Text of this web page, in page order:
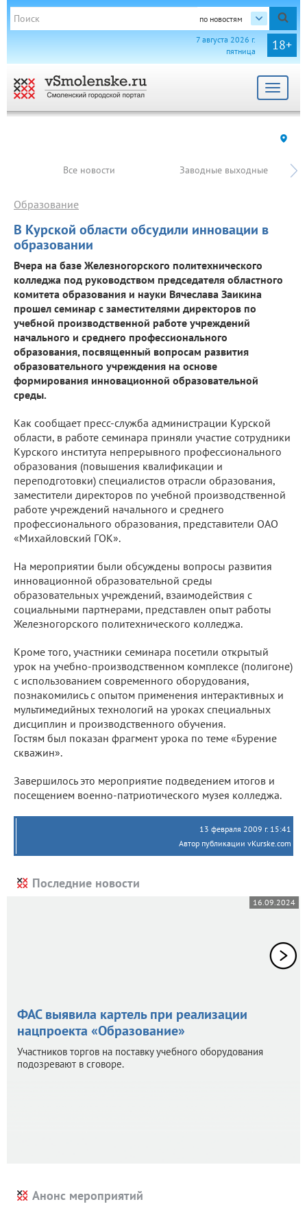
по новостям
18+
7 августа 2026 г.
пятница
Toggle
Все новости Заводные выходные
В Курской области обсудили инновации в
образовании
Образование
Вчера на базе Железногорского политехнического
колледжа под руководством председателя областного
комитета образования и науки Вячеслава Заикина
прошел семинар с заместителями директоров по
учебной производственной работе учреждений
начального и среднего профессионального
образования, посвященный вопросам развития
образовательного учреждения на основе
формирования инновационной образовательной
среды.
Как сообщает пресс-служба администрации Курской
области, в работе семинара приняли участие сотрудники
Курского института непрерывного профессионального
образования (повышения квалификации и
переподготовки) специалистов отрасли образования,
заместители директоров по учебной производственной
работе учреждений начального и среднего
профессионального образования, представители ОАО
«Михайловский ГОК».
На мероприятии были обсуждены вопросы развития
инновационной образовательной среды
образовательных учреждений, взаимодействия с
социальными партнерами, представлен опыт работы
Железногорского политехнического колледжа.
Кроме того, участники семинара посетили открытый
урок на учебно-производственном комплексе (полигоне)
с использованием современного оборудования,
познакомились с опытом применения интерактивных и
мультимедийных технологий на уроках специальных
дисциплин и производственного обучения.
Гостям был показан фрагмент урока по теме «Бурение
скважин».
Завершилось это мероприятие подведением итогов и
посещением военно-патриотического музея колледжа.
13 февраля 2009 г. 15:41
Автор публикации vKurske.com
Последние новости
16.09.2024
ФАС выявила картель при реализации
нацпроекта «Образование»
Участников торгов на поставку учебного оборудования
подозревают в сговоре.
Анонс мероприятий